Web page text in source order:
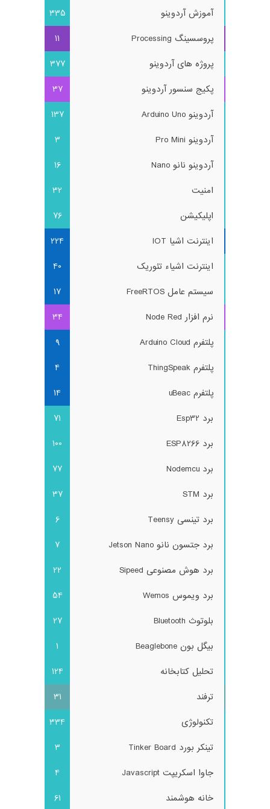
آموزش آردوینو
335
پروسسینگ Processing
11
پروژه های آردوینو
377
پکیج سنسور آردوینو
37
آردوینو Arduino Uno
137
آردوینو Pro Mini
3
آردوینو نانو Nano
16
امنیت
32
اپلیکیشن
76
اینترنت اشیا IOT
224
اینترنت اشیاء تئوریک
40
سیستم عامل FreeRTOS
17
نرم افزار Node Red
34
پلتفرم Arduino Cloud
9
پلتفرم ThingSpeak
4
پلتفرم uBeac
14
برد Esp32
71
برد ESP8266
100
برد Nodemcu
77
برد STM
37
برد تینسی Teensy
6
برد جتسون نانو Jetson Nano
7
برد هوش مصنوعی Sipeed
22
برد ویموس Wemos
54
بلوتوث Bluetooth
27
بیگل بون Beaglebone
1
تحلیل کتابخانه
124
ترفند
31
تکنولوژی
334
تینکر بورد Tinker Board
3
جاوا اسکریپت Javascript
4
خانه هوشمند
61